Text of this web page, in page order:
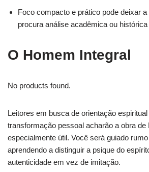
Foco compacto e prático pode deixar
procura análise acadêmica ou
O Homem Integral
No products found.
Leitores em busca de orientação
transformação pessoal acharão a obra de
especialmente útil. Você será guiado
aprendendo a distinguir a psique do
autenticidade em vez de imitação.